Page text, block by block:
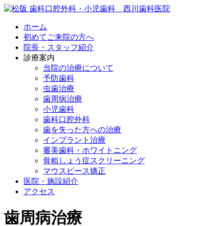
ホーム
初めてご来院の方へ
院長・スタッフ紹介
診療案内
当院の治療について
予防歯科
虫歯治療
歯周病治療
小児歯科
歯科口腔外科
歯を失った方への治療
インプラント治療
審美歯科・ホワイトニング
骨粗しょう症スクリーニング
マウスピース矯正
医院・施設紹介
アクセス
歯周病治療